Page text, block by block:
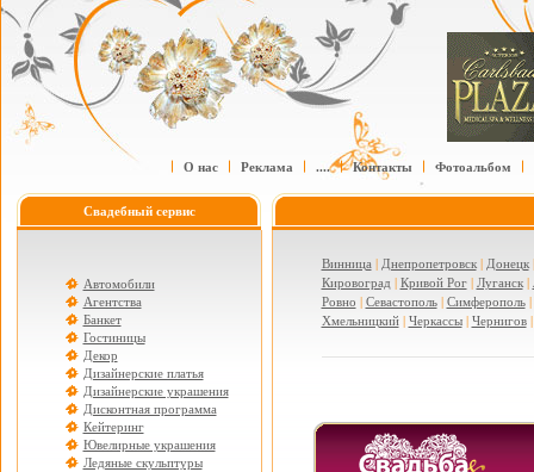
О нас Реклама .... Контакты Фотоальбом
Свадебный сервис
Автомобили
Агентства
Банкет
Гостиницы
Декор
Дизайнерские платья
Дизайнерские украшения
Дисконтная программа
Кейтеринг
Ювелирные украшения
Ледяные скульптуры
Винница | Днепропетровск| Донецк
Кировоград | Кривой Рог| Луганск|
Ровно | Севастополь| Симферополь|
Хмельницкий| Черкассы| Чернигов